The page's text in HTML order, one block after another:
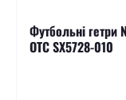
Футбольні гетри
OTC SX5728-010